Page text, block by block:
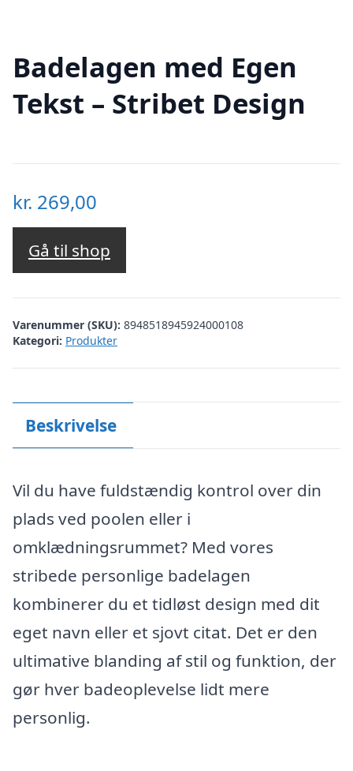
Badelagen med Egen
Tekst – Stribet Design
kr. 269,00
Gå til shop
Varenummer (SKU): 8948518945924000108
Kategori: Produkter
Beskrivelse
Vil du have fuldstændig kontrol over din
plads ved poolen eller i
omklædningsrummet? Med vores
stribede personlige badelagen
kombinerer du et tidløst design med dit
eget navn eller et sjovt citat. Det er den
ultimative blanding af stil og funktion, der
gør hver badeoplevelse lidt mere
personlig.